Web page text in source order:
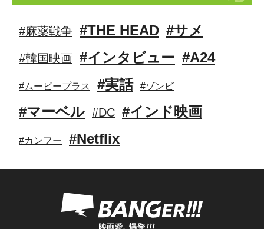
#麻薬戦争 #THE HEAD #サメ
#韓国映画 #インタビュー #A24
#ムービープラス #実話 #ゾンビ
#マーベル #DC #インド映画
#カンフー #Netflix